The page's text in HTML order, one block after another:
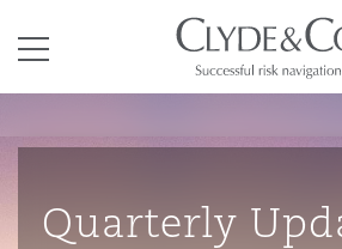
Business
商业
Energy &
Bermuda
Anti-
候变化
拉加斯
布扎比
特兰大
伯丁
目录
其礼律所事务所
Quarterly